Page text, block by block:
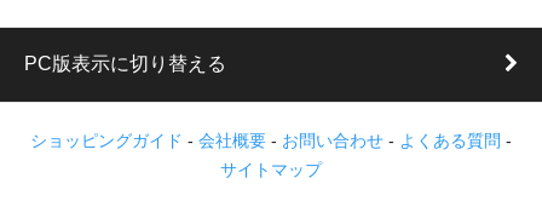
PC版表示に切り替える
ショッピングガイド - 会社概要 - お問い合わせ - よくある質問 -
サイトマップ